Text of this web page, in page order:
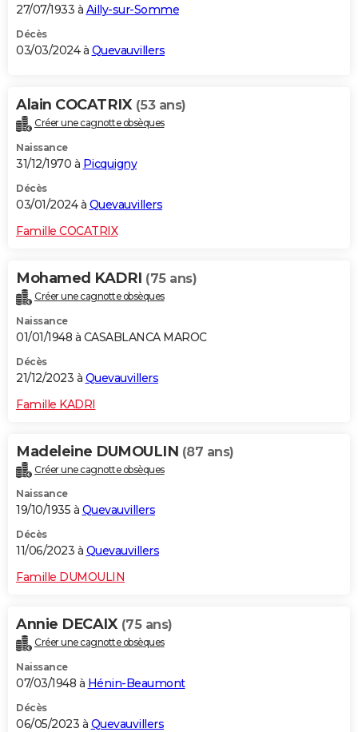
27/07/1933 à Ailly-sur-Somme
Décès
03/03/2024 à Quevauvillers
Alain COCATRIX (53 ans)
Créer une cagnotte obsèques
Naissance
31/12/1970 à Picquigny
Décès
03/01/2024 à Quevauvillers
Famille COCATRIX
Mohamed KADRI (75 ans)
Créer une cagnotte obsèques
Naissance
01/01/1948 à CASABLANCA MAROC
Décès
21/12/2023 à Quevauvillers
Famille KADRI
Madeleine DUMOULIN (87 ans)
Créer une cagnotte obsèques
Naissance
19/10/1935 à Quevauvillers
Décès
11/06/2023 à Quevauvillers
Famille DUMOULIN
Annie DECAIX (75 ans)
Créer une cagnotte obsèques
Naissance
07/03/1948 à Hénin-Beaumont
Décès
06/05/2023 à Quevauvillers